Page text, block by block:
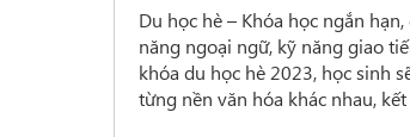
Du học hè – Khóa học ngắn
năng ngoại ngữ, kỹ năng giao
khóa du học hè 2023, học sinh
từng nền văn hóa khác nhau,